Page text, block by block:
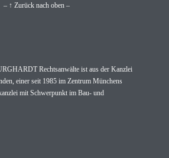
– ↑ Zurück nach oben –
Rechtsanwälte ist aus der Kanzlei
einer seit 1985 im Zentrum Münchens
mit Schwerpunkt im Bau- und